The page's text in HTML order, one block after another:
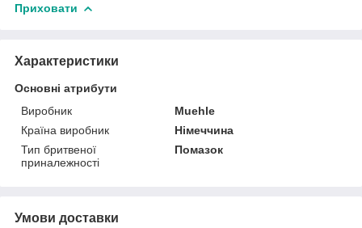
Приховати
Характеристики
Основні атрибути
Виробник
Muehle
Країна виробник
Німеччина
Тип бритвеної
приналежності
Помазок
Умови доставки